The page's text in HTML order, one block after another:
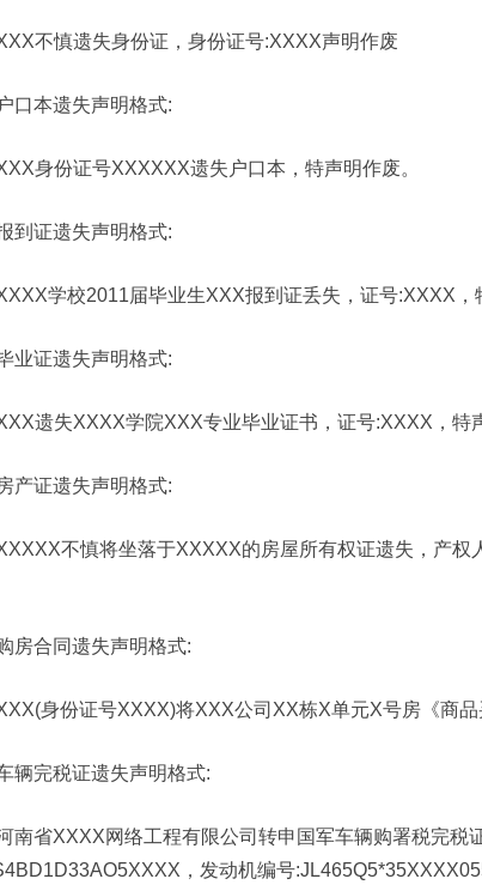
不慎遗失身份证，身份证号:XXXX声明作废
户口本遗失声明格式:
身份证号XXXXXX遗失户口本，特声明作废。
到证遗失声明格式:
学校2011届毕业生XXX报到证丢失，证号:XXXX，
业证遗失声明格式:
遗失XXXX学院XXX专业毕业证书，证号:XXXX，特
产证遗失声明格式:
不慎将坐落于XXXXX的房屋所有权证遗失，产
房合同遗失声明格式:
身份证号XXXX)将XXX公司XX栋X单元X号房《商
辆完税证遗失声明格式:
南省XXXX网络工程有限公司转申国军车辆购署税完税
，发动机编号